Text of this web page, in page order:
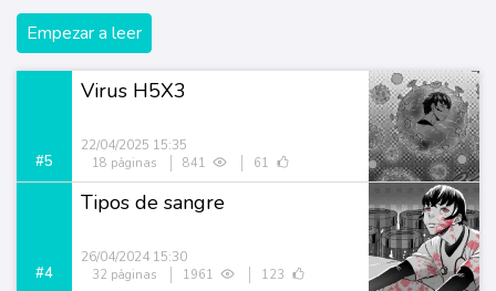
Empezar a leer
#5
Virus H5X3
22/04/2025 15:35
18 páginas 841 61
#4
Tipos de sangre
26/04/2024 15:30
32 páginas 1961 123